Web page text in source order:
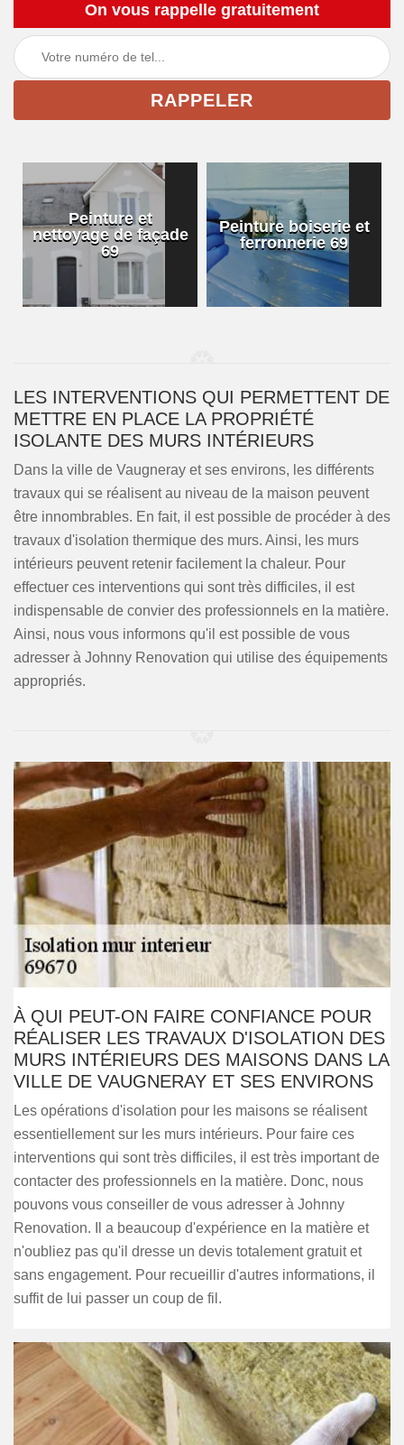
On vous rappelle gratuitement
Peinture et
nettoyage de façade
69
Peinture boiserie et
ferronnerie 69
LES INTERVENTIONS QUI PERMETTENT DE
METTRE EN PLACE LA PROPRIÉTÉ
ISOLANTE DES MURS INTÉRIEURS
Dans la ville de Vaugneray et ses environs, les différents
travaux qui se réalisent au niveau de la maison peuvent
être innombrables. En fait, il est possible de procéder à des
travaux d'isolation thermique des murs. Ainsi, les murs
intérieurs peuvent retenir facilement la chaleur. Pour
effectuer ces interventions qui sont très difficiles, il est
indispensable de convier des professionnels en la matière.
Ainsi, nous vous informons qu'il est possible de vous
adresser à Johnny Renovation qui utilise des équipements
appropriés.
À QUI PEUT-ON FAIRE CONFIANCE POUR
RÉALISER LES TRAVAUX D'ISOLATION DES
MURS INTÉRIEURS DES MAISONS DANS LA
VILLE DE VAUGNERAY ET SES ENVIRONS
Les opérations d'isolation pour les maisons se réalisent
essentiellement sur les murs intérieurs. Pour faire ces
interventions qui sont très difficiles, il est très important de
contacter des professionnels en la matière. Donc, nous
pouvons vous conseiller de vous adresser à Johnny
Renovation. Il a beaucoup d'expérience en la matière et
n'oubliez pas qu'il dresse un devis totalement gratuit et
sans engagement. Pour recueillir d'autres informations, il
suffit de lui passer un coup de fil.